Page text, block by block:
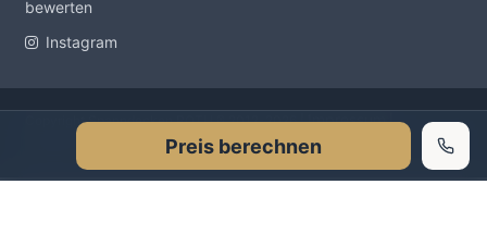
bewerten
Instagram
Copyright Spanndecken ROTH ® 2012-2026 |Impressum|
DatenschutzerklärungPreis berechnen